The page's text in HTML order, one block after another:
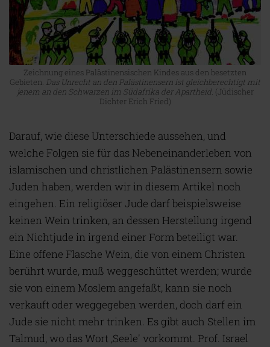
Zeichnung eines Palästinensischen Kindes aus den besetzten
Gebieten. Das Unrecht an den Palästinensern ist gleichberechtigt mit
jenem an den Schwarzen im Südafrika der Apartheid. (Jüdischer
Dichter Erich Fried)
Darauf, wie diese Unterschiede aussehen, und
welche Folgen sie für das Nebeneinanderleben von
islamischen und christlichen Palästinensern sowie
Juden haben, werden wir in diesem Artikel noch
eingehen. Ein religiöser Jude darf beispielsweise
keinen Wein trinken, an dessen Herstellung irgend
ein Nichtjude in irgend einer Form beteiligt war.
Eine offene Flasche Wein, die von einem Christen
berührt wurde, muß weggeschüttet werden; wurde
sie von einem Moslem angefaßt, kann sie noch
verkauft oder weggegeben werden, doch darf ein
Jude sie nicht mehr trinken. Es gibt auch Stellen im
Talmud, wo das Wort ‚Seele' vorkommt. Prof. Israel